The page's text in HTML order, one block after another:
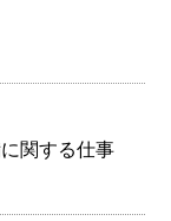
関する仕事